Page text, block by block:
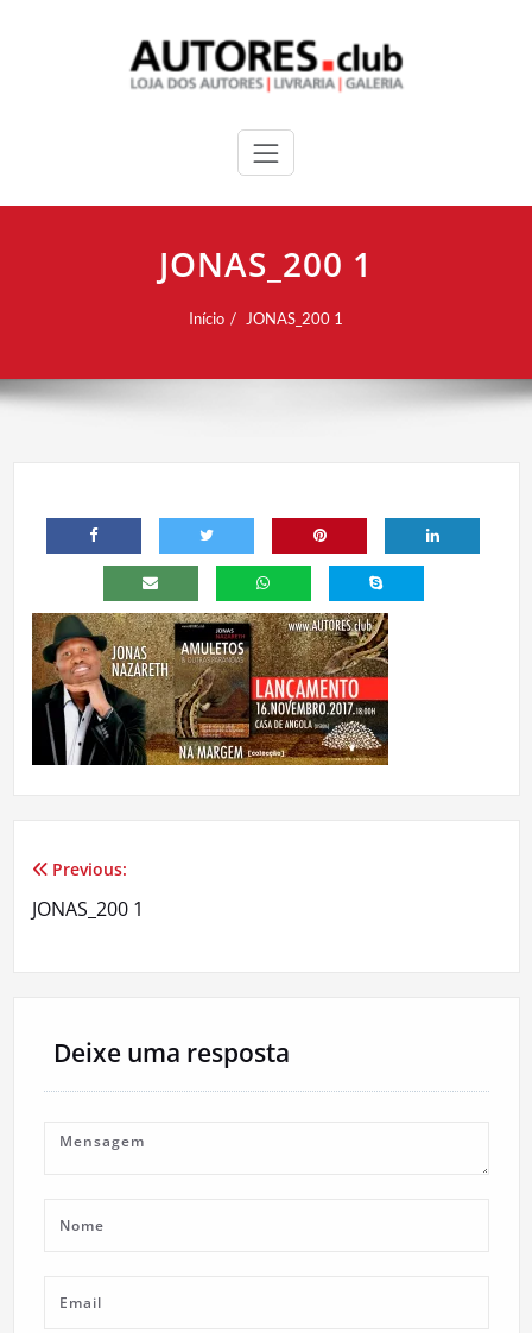
JONAS_200 1
Início JONAS_200 1
Navegação
de
Previous:
JONAS_200 1
Deixe uma resposta